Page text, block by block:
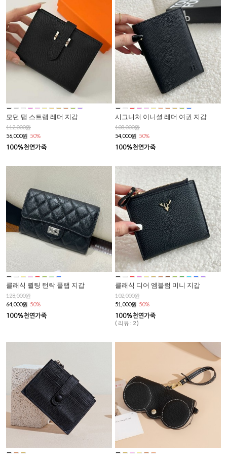
모던 탭 스트랩 레더 지갑
112,000원
56,000원 50%
시그니처 이니셜 레더 여권 지갑
108,000원
54,000원 50%
클래식 퀼팅 턴락 플랩 지갑
128,000원
64,000원 50%
클래식 디어 엠블럼 미니 지갑
102,000원
51,000원 50%
( 리뷰 : 2 )